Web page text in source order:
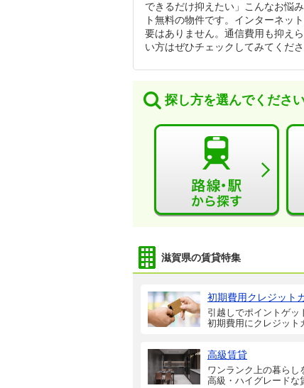
できるだけ抑えたい」こんなお悩
ト無料の物件です。インターネッ
要はありません。通信費用も抑え
い方はぜひチェックしてみてくださ
探し方を選んでくださ
滋賀県の賃貸特集
初期費用クレジット
引越しでポイントゲッ
初期費用にクレジット
高級賃貸
ワンランク上の暮らし
高級・ハイグレードな